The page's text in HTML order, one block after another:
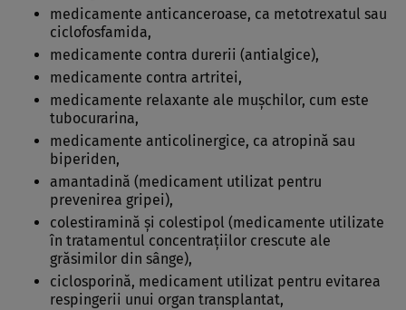
medicamente anticanceroase, ca metotrexatul sau
ciclofosfamida,
medicamente contra durerii (antialgice),
medicamente contra artritei,
medicamente relaxante ale muşchilor, cum este
tubocurarina,
medicamente anticolinergice, ca atropină sau
biperiden,
amantadină (medicament utilizat pentru
prevenirea gripei),
colestiramină şi colestipol (medicamente utilizate
în tratamentul concentraţiilor crescute ale
grăsimilor din sânge),
ciclosporină, medicament utilizat pentru evitarea
respingerii unui organ transplantat,